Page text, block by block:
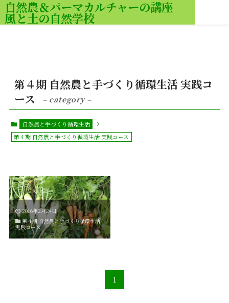
自然農＆パーマカルチャーの講座
風と土の自然学校
第４期 自然農と手づくり循環生活 実践コ
ース
– category –
自然農と手づくり循環生活
第４期 自然農と手づくり循環生活 実践コース
2016年2月24日
第４期 自然農と手づくり循環生活
実践コース
1